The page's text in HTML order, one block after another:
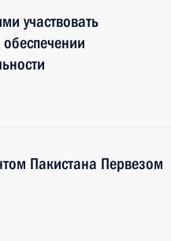
участвовать
Пакистана Первезом